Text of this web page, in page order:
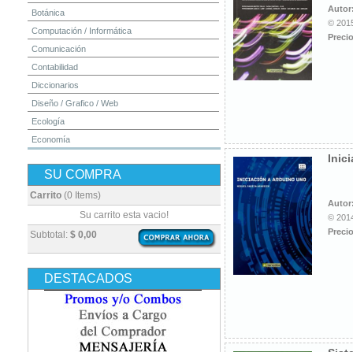
Botánica
Computación / Informática
Comunicación
Contabilidad
Diccionarios
Diseño / Grafico / Web
Ecología
Economía
Electrónica
Estadística
Física
Higiene y Seguridad
Historia
Ingeniería
Marketing / Publicidad
SU COMPRA
Carrito (0 Items)
Subtotal: $ 0,00
Su carrito esta vacio!
DESTACADOS
©
©